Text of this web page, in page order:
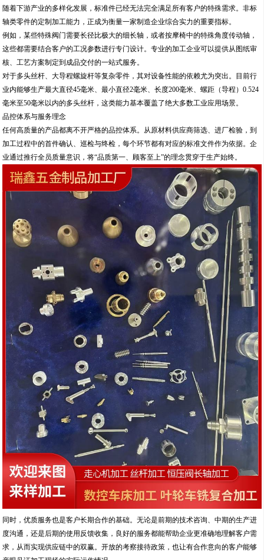
随着下游产业的多样化发展，标准件已经无法完全满足所有客户的特殊需求。非标
轴类零件的定制加工能力，正成为衡量一家制造企业综合实力的重要指标。
例如，某些特殊阀门需要长径比极大的细长轴，或者按摩椅中的特殊角度传动轴，
这些都需要结合客户的工况参数进行专门设计。专业的加工企业可以提供从图纸审
核、工艺方案制定到成品交付的一站式服务。
对于多头丝杆、大导程螺旋杆等复杂零件，其对设备性能的依赖尤为突出。目前行
业内能够生产最大直径45毫米、最小直径2毫米、长度200毫米、螺距（导程）0.524
毫米至50毫米以内的多头丝杆，这类能力基本覆盖了绝大多数工业应用场景。
品控体系与服务理念
任何高质量的产品都离不开严格的品控体系。从原材料供应商筛选、进厂检验，到
加工过程中的首件确认、巡检与终检，每个环节都有对应的标准文件作为依据。企
业通过推行全员质量意识，将“品质第一、顾客至上”的理念贯穿于生产始终。
同时，优质服务也是客户长期合作的基础。无论是前期的技术咨询、中期的生产进
度沟通，还是后期的使用反馈收集，良好的服务都能帮助企业更准确地理解客户需
求，从而实现供应链中的双赢。开放的考察接待政策，也让有合作意向的客户能够